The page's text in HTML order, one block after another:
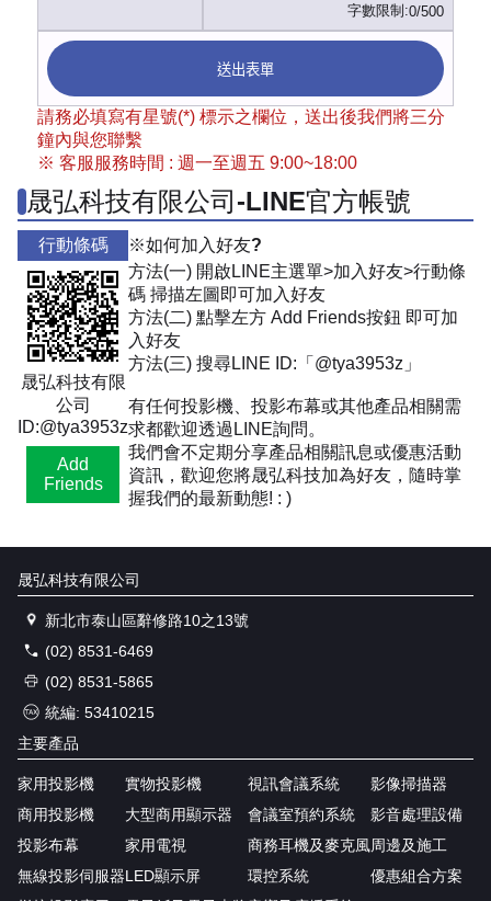
字數限制:0/500
送出表單
請務必填寫有星號(*) 標示之欄位，送出後我們將三分
鐘內與您聯繫
※ 客服服務時間 : 週一至週五 9:00~18:00
晟弘科技有限公司-LINE官方帳號
行動條碼
晟弘科技有限
公司
ID:@tya3953z
Add
Friends
※如何加入好友?
方法(一) 開啟LINE主選單>加入好友>行動條
碼 掃描左圖即可加入好友
方法(二) 點擊左方 Add Friends按鈕 即可加
入好友
方法(三) 搜尋LINE ID:「@tya3953z」
有任何投影機、投影布幕或其他產品相關需
求都歡迎透過LINE詢問。
我們會不定期分享產品相關訊息或優惠活動
資訊，歡迎您將晟弘科技加為好友，隨時掌
握我們的最新動態! : )
晟弘科技有限公司
新北市泰山區辭修路10之13號
(02) 8531-6469
(02) 8531-5865
統編: 53410215
主要產品
家用投影機
商用投影機
投影布幕
無線投影伺服器
實物投影機
大型商用顯示器
家用電視
LED顯示屏
視訊會議系統
會議室預約系統
商務耳機及麥克風
環控系統
影像掃描器
影音處理設備
周邊及施工
優惠組合方案